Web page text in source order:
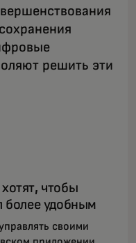
решить эти
чтобы
более удобным
своими